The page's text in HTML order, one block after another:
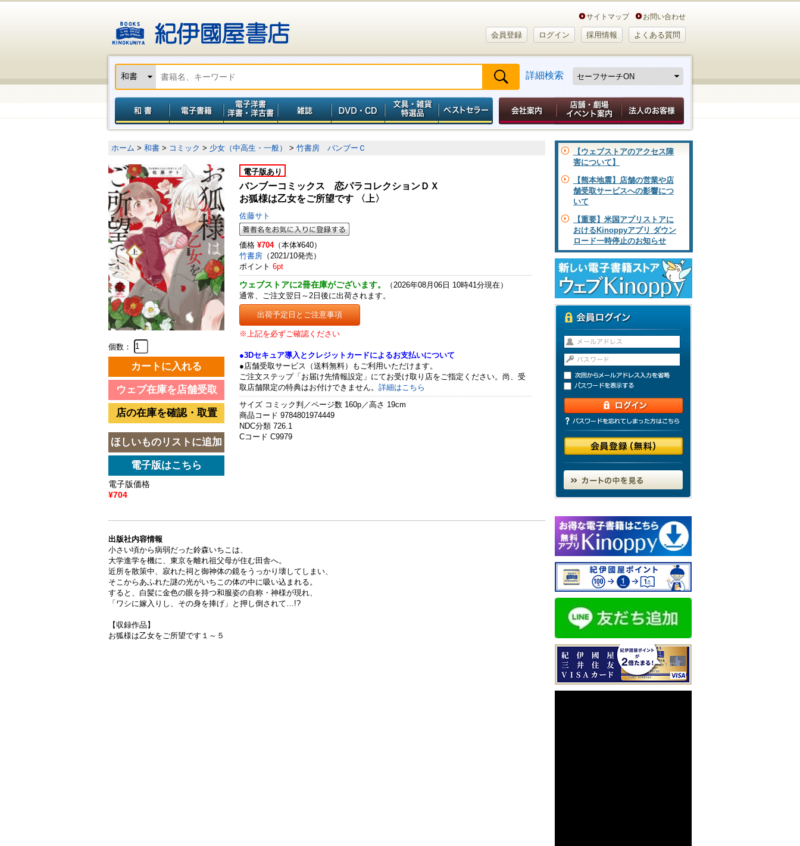
サイトマップ お問い合わせ
会員登録 ログイン 採用情報 よくある質問
詳細検索
ホーム > 和書 > コミック > 少女（中高生・一般） > 竹書房 バンブーＣ
個数：
電子版価格
¥704
電子版あり
バンブーコミックス 恋パラコレクションＤＸ
お狐様は乙女をご所望です 〈上〉
佐藤サト
価格 ¥704（本体¥640）
竹書房 （2021/10発売）
ポイント 6pt
ウェブストアに2冊在庫がございます。
（2026年08月06日 10時41分現在）
通常、ご注文翌日～2日後に出荷されます。
出荷予定日とご注意事項
※上記を必ずご確認ください
●3Dセキュア導入とクレジットカードによるお支払いについて
●店舗受取サービス（送料無料）もご利用いただけます。
ご注文ステップ「お届け先情報設定」にてお受け取り店をご指定ください。尚、受
取店舗限定の特典はお付けできません。 詳細はこちら
サイズ コミック判／ページ数 160p／高さ 19cm
商品コード 9784801974449
NDC分類 726.1
Cコード C9979
出版社内容情報
小さい頃から病弱だった鈴森いちこは、
大学進学を機に、東京を離れ祖父母が住む田舎へ。
近所を散策中、寂れた祠と御神体の鏡をうっかり壊してしまい、
そこからあふれた謎の光がいちこの体の中に吸い込まれる。
すると、白髪に金色の眼を持つ和服姿の自称・神様が現れ、
「ワシに嫁入りし、その身を捧げ」と押し倒されて…!?
【収録作品】
お狐様は乙女をご所望です１～５
【ウェブストアのアクセス障
害について】
【熊本地震】店舗の営業や店
舗受取サービスへの影響につ
いて
【重要】米国アプリストアに
おけるKinoppyアプリ ダウン
ロード一時停止のお知らせ